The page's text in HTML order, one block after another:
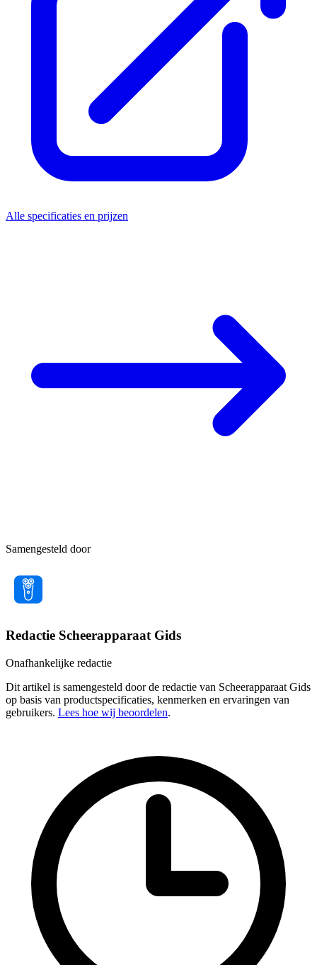
Alle specificaties en prijzen
Samengesteld door
Redactie Scheerapparaat Gids
Onafhankelijke redactie
Dit artikel is samengesteld door de redactie van Scheerapparaat Gids
op basis van productspecificaties, kenmerken en ervaringen van
gebruikers. Lees hoe wij beoordelen.